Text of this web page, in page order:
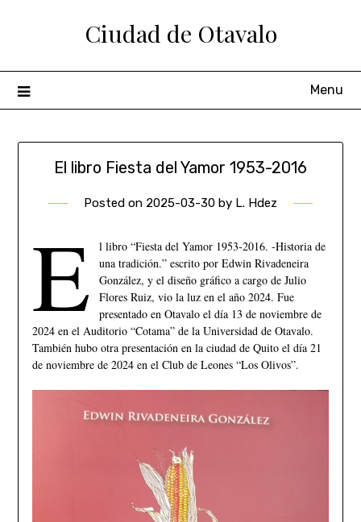
Ciudad de Otavalo
Menu
El libro Fiesta del Yamor 1953-2016
Posted on 2025-03-30 by L. Hdez
E
l libro “Fiesta del Yamor 1953-2016. -Historia de
una tradición.” escrito por Edwin Rivadeneira
González, y el diseño gráfico a cargo de Julio
Flores Ruiz, vio la luz en el año 2024. Fue
presentado en Otavalo el día 13 de noviembre de
2024 en el Auditorio “Cotama” de la Universidad de Otavalo.
También hubo otra presentación en la ciudad de Quito el día 21
de noviembre de 2024 en el Club de Leones “Los Olivos”.